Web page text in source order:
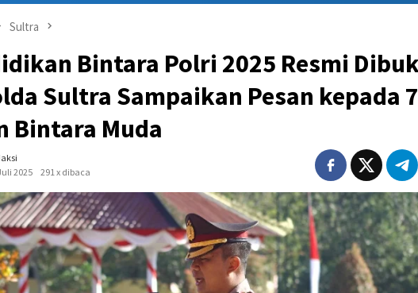
Sultra
Bintara Polri 2025 Resmi
Sultra Sampaikan Pesan kepada
Bintara Muda
2025
291 x dibaca